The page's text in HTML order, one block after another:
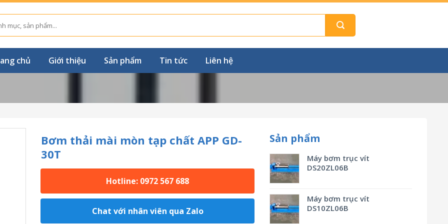
chủ Giới thiệu Sản phẩm Tin tức Liên hệ
Sản phẩm
Máy bơm trục vít
DS20ZL06B
Máy bơm trục vít
DS10ZL06B
Bơm thải mài mòn tạp chất APP GD-
30T
Hotline: 0972 567 688
Chat với nhân viên qua Zalo